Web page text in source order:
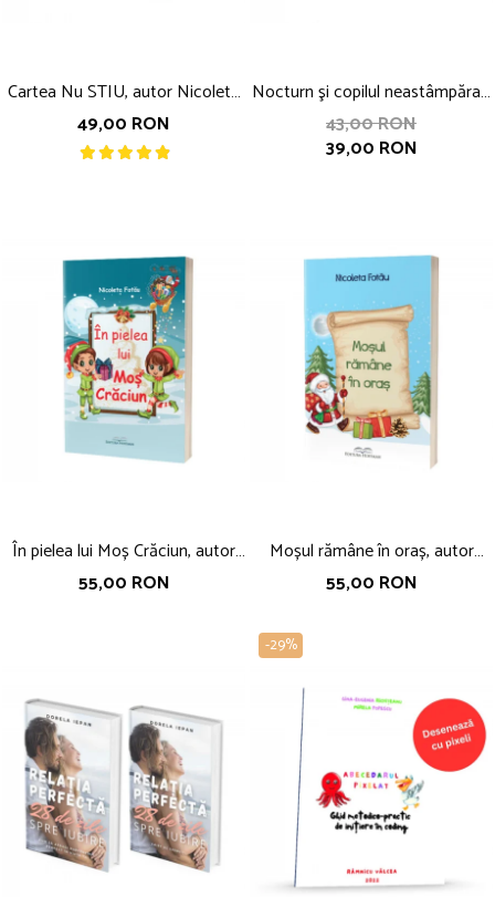
Cartea Nu STIU, autor Nicoleta
Fotau
49,00 RON
Nocturn şi copilul neastâmpărat,
autor Nicoleta Fotău
43,00 RON
39,00 RON
În pielea lui Moș Crăciun, autor
Nicoleta Fotău
55,00 RON
Moșul rămâne în oraș, autor
Nicoleta Fotău
55,00 RON
-29%